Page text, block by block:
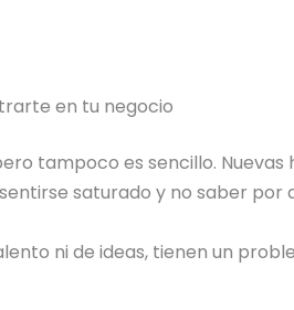
en tu negocio
tampoco es sencillo.
saturado y no saber por
ni de ideas, tienen un